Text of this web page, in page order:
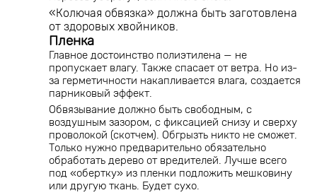
«Колючая обвязка» должна быть заготовлена
от здоровых хвойников.
Пленка
Главное достоинство полиэтилена — не
пропускает влагу. Также спасает от ветра. Но из-
за герметичности накапливается влага, создается
парниковый эффект.
Обвязывание должно быть свободным, с
воздушным зазором, с фиксацией снизу и сверху
проволокой (скотчем). Обгрызть никто не сможет.
Только нужно предварительно обязательно
обработать дерево от вредителей. Лучше всего
под «обертку» из пленки подложить мешковину
или другую ткань. Будет сухо.